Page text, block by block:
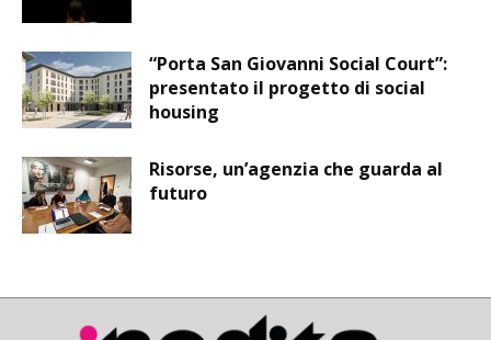
“Porta San Giovanni Social Court”:
presentato il progetto di social
housing
Risorse, un’agenzia che guarda al
futuro